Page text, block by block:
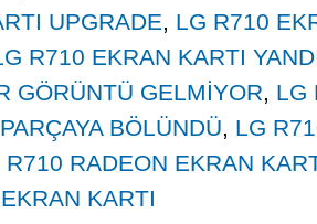
UPGRADE, LG R710
R710 EKRAN KARTI
GÖRÜNTÜ GELMİYOR, LG
BÖLÜNDÜ, LG
R710 RADEON EKRAN
KARTI